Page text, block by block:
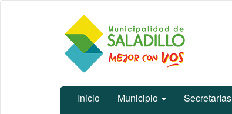
Municipalidad
de Saladillo
Inicio Municipio Secretarías